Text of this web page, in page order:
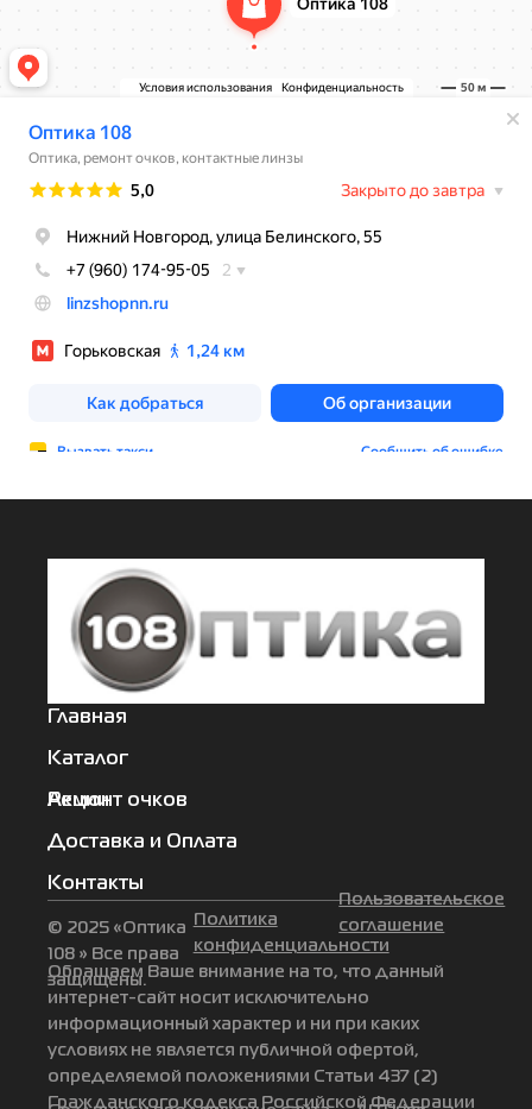
Главная
Каталог
Акции
Ремонт очков
Доставка и Оплата
Контакты
© 2025 «Оптика
108 » Все права
защищены.
Политика
конфиденциальности
Пользовательское
соглашение
Обращаем Ваше внимание на то, что данный
интернет-сайт носит исключительно
информационный характер и ни при каких
условиях не является публичной офертой,
определяемой положениями Статьи 437 (2)
Гражданского кодекса Российской Федерации